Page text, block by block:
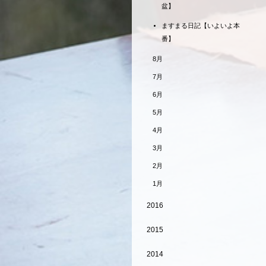
盆】
ますまる日記【いよいよ本
番】
8月
7月
6月
5月
4月
3月
2月
1月
2016
2015
2014